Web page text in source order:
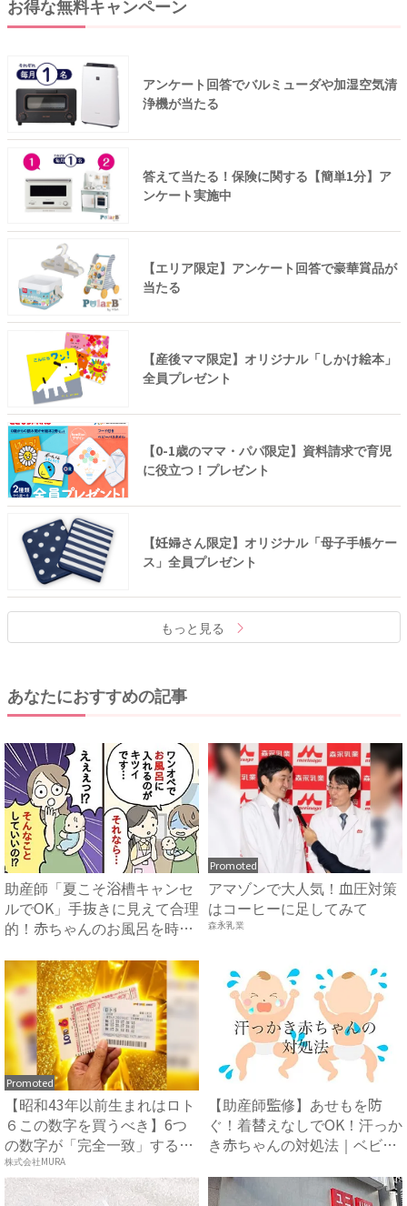
お得な無料キャンペーン
アンケート回答でバルミューダや加湿空気清
浄機が当たる
答えて当たる！保険に関する【簡単1分】ア
ンケート実施中
【エリア限定】アンケート回答で豪華賞品が
当たる
【産後ママ限定】オリジナル「しかけ絵本」
全員プレゼント
【0-1歳のママ・パパ限定】資料請求で育児
に役立つ！プレゼント
【妊婦さん限定】オリジナル「母子手帳ケー
ス」全員プレゼント
もっと見る
あなたにおすすめの記事
助産師「夏こそ浴槽キャンセ
ルでOK」手抜きに見えて合理
的！赤ちゃんのお風呂を時
Promoted
アマゾンで大人気！血圧対策
はコーヒーに足してみて
森永乳業
Promoted
【昭和43年以前生まれはロト
６この数字を買うべき】6つ
の数字が「完全一致」する
方...
株式会社MURA
【助産師監修】あせもを防
ぐ！着替えなしでOK！汗っか
き赤ちゃんの対処法｜ベビー